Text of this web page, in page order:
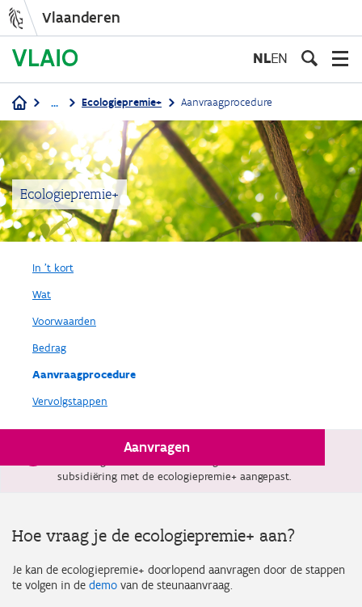
inhoud
gaan
Vlaanderen
NLEN
Kruimelpad
... Ecologiepremie+ Aanvraagprocedure
Ecologiepremie+
In 't kort
Wat
Voorwaarden
Bedrag
Aanvraagprocedure
Vervolgstappen
Aanvragen
Vanaf 1 januari 2026 is de limitatieve lijst met
subsidiëring met de ecologiepremie+ aangepast.
Hoe vraag je de ecologiepremie+ aan?
Je kan de ecologiepremie+ doorlopend aanvragen door de stappen
te volgen in de demo van de steunaanvraag.